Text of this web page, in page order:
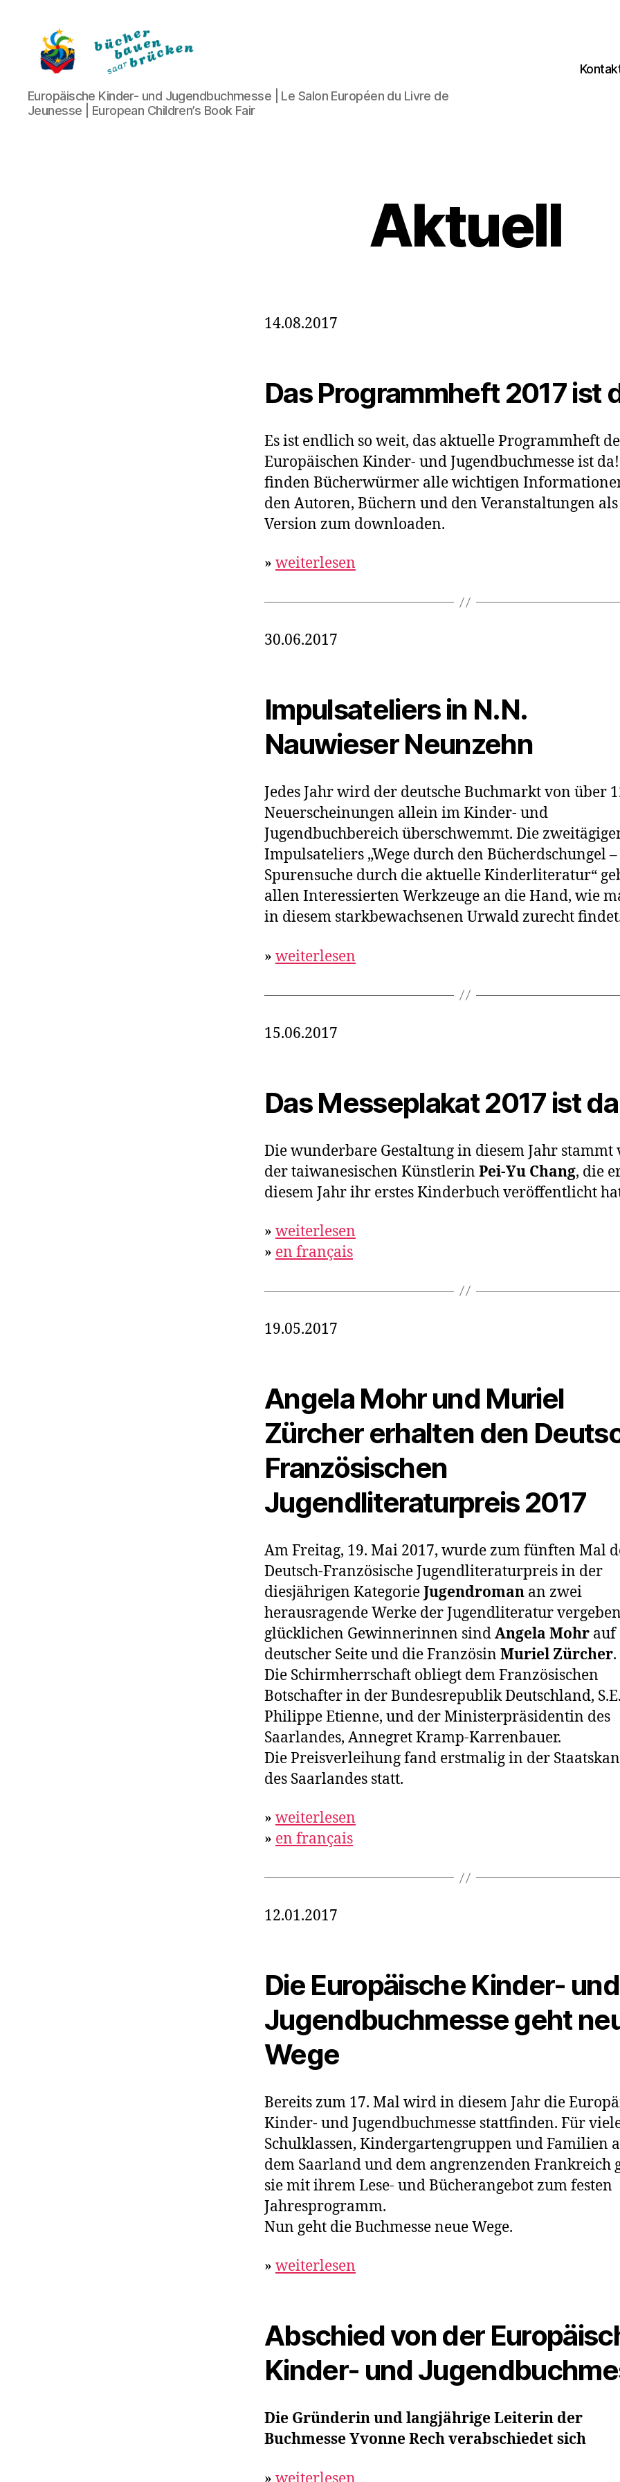
Bücher
bauen
Brücken
Europäische Kinder- und Jugendbuchmesse | Le Salon Européen du Livre de
Jeunesse | European Children’s Book Fair
Aktuell
14.08.2017
Das Programmheft 2017 ist
Es ist endlich so weit, das aktuelle Programmheft
Europäischen Kinder- und Jugendbuchmesse ist da!
finden Bücherwürmer alle wichtigen
den Autoren, Büchern und den Veranstaltungen
Version zum downloaden.
» weiterlesen
30.06.2017
Impulsateliers in N.N.
Nauwieser Neunzehn
Jedes Jahr wird der deutsche Buchmarkt von über
Neuerscheinungen allein im Kinder- und
Jugendbuchbereich überschwemmt. Die
Impulsateliers „Wege durch den Bücherdschungel
Spurensuche durch die aktuelle Kinderliteratur“
allen Interessierten Werkzeuge an die Hand, wie
in diesem starkbewachsenen Urwald zurecht
» weiterlesen
15.06.2017
Das Messeplakat 2017 ist
Die wunderbare Gestaltung in diesem Jahr stammt
der taiwanesischen Künstlerin Pei-Yu Chang, die
diesem Jahr ihr erstes Kinderbuch veröffentlicht
» weiterlesen
» en français
19.05.2017
Angela Mohr und Muriel
Zürcher erhalten den
Französischen
Jugendliteraturpreis 2017
Am Freitag, 19. Mai 2017, wurde zum fünften Mal
Deutsch-Französische Jugendliteraturpreis in der
diesjährigen KategorieJugendroman an zwei
herausragende Werke der Jugendliteratur
glücklichen Gewinnerinnen sindAngela Mohr auf
deutscher Seite und die Französin Muriel Zürcher.
Die Schirmherrschaft obliegt dem Französischen
Botschafter in der Bundesrepublik Deutschland, S.E.
Philippe Etienne, und der Ministerpräsidentin des
Saarlandes, Annegret Kramp-Karrenbauer.
Die Preisverleihung fand erstmalig in der
des Saarlandes statt.
» weiterlesen
» en français
12.01.2017
Die Europäische Kinder- und
Jugendbuchmesse geht
Wege
Bereits zum 17. Mal wird in diesem Jahr die
Kinder- und Jugendbuchmesse stattfinden. Für
Schulklassen, Kindergartengruppen und Familien
dem Saarland und dem angrenzenden Frankreich
sie mit ihrem Lese- und Bücherangebot zum festen
Jahresprogramm.
Nun geht die Buchmesse neue Wege.
» weiterlesen
Abschied von der
Kinder- und
Die Gründerin und langjährige Leiterin der
Buchmesse Yvonne Rech verabschiedet sich